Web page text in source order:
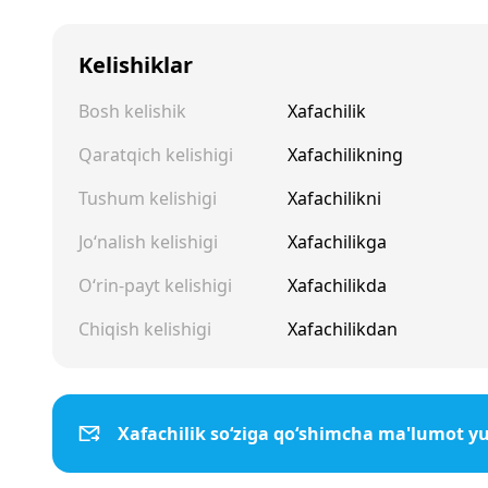
Kelishiklar
Bosh kelishik
Xafachilik
Qaratqich kelishigi
Xafachilikning
Tushum kelishigi
Xafachilikni
Jo‘nalish kelishigi
Xafachilikga
O‘rin-payt kelishigi
Xafachilikda
Chiqish kelishigi
Xafachilikdan
Xafachilik so‘ziga qo‘shimcha ma'lumot